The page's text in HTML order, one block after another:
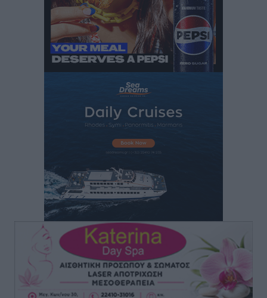
Τοπικές Ειδήσεις• πριν 6 ώρες
Τα φοιτητικά ενοίκια «τινάζουν στον αέρα» τους
οικογενειακούς προϋπολογισμούς
Ειδήσεις• πριν 7 ώρες
Δυνάμεις στη νήσο Ρω
34.000 αναχωρούν σήμερα μόνο από τον Πειραιά
Ειδήσεις• πριν 7 ώρες
Μόνιμες θέσεις στους παιδικούς σταθμούς: Οι
προϋποθέσεις, η 24μηνη εμπειρία και οι προθεσμίες
για τους δήμους
Τοπικές Ειδήσεις• πριν 7 ώρες